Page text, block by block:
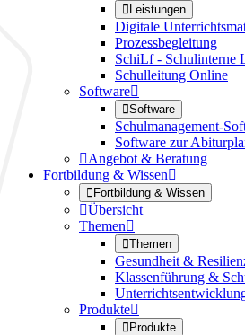
Leistungen
Digitale
Prozessbegleitung
SchiLf - Schulinterne
Schulleitung Online
Software
Software
Schulmanagement-
Software zur
Angebot & Beratung
Fortbildung & Wissen
Fortbildung & Wissen
Übersicht
Themen
Themen
Gesundheit &
Klassenführung &
Produkte
Produkte